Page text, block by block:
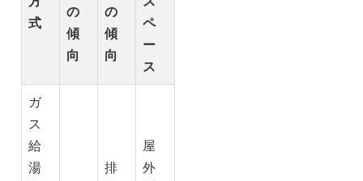
式
の
傾
向
の
傾
向
ペ
ー
ス
ガ
ス
給
湯
排
屋
外